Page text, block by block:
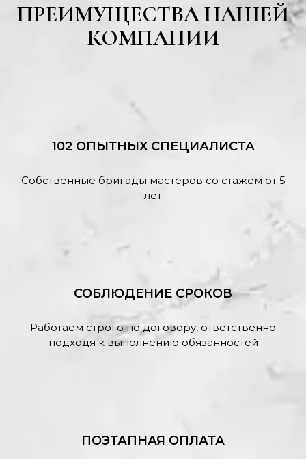
ПРЕИМУЩЕСТВА НАШЕЙ
КОМПАНИИ
102 ОПЫТНЫХ СПЕЦИАЛИСТА
Собственные бригады мастеров со стажем от 5
лет
СОБЛЮДЕНИЕ СРОКОВ
Работаем строго по договору, ответственно
подходя к выполнению обязанностей
ПОЭТАПНАЯ ОПЛАТА